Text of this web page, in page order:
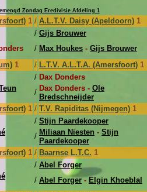
Zondag Eredivisie Afdeling 1
1 / A.L.T.V. Daisy (Apeldoorn) 1
/ Gijs Brouwer
/ Max Houkes - Gijs Brouwer
1 / L.T.V. A.L.T.A. (Amersfoort) 1
/ Dax Donders
/ Dax Donders - Ole
Bredschneijder
1 / T.V. Rapiditas (Nijmegen) 1
/ Stijn Paardekooper
/ Miliaan Niesten - Stijn
Paardekooper
1 / Baarnse L.T.C. 1
/ Abel Forger
/ Abel Forger- Elgin Khoeblal